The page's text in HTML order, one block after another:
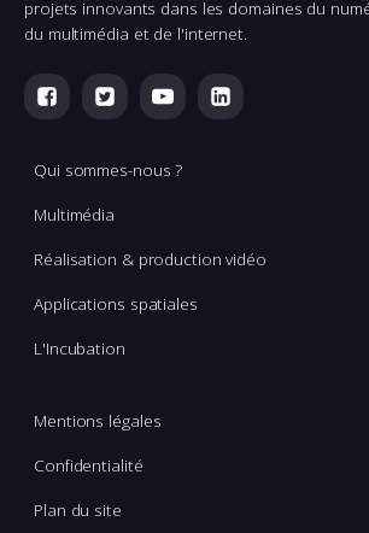
projets innovants dans les domaines du
du multimédia et de l'internet.
Qui sommes-nous ?
Multimédia
Réalisation & production vidéo
Applications spatiales
L'Incubation
Mentions légales
Confidentialité
Plan du site